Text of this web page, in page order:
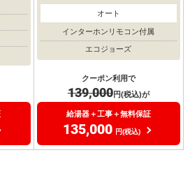
オート
インターホンリモコン付属
エコジョーズ
クーポン利用で
139,000円(税込)が
給湯器＋工事＋無料保証
135,000 円(税込)